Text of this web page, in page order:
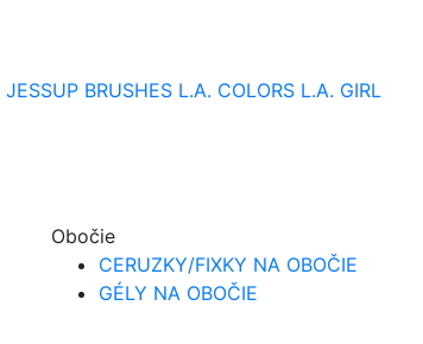
JESSUP BRUSHES L.A. COLORS L.A. GIRL
Obočie
CERUZKY/FIXKY NA OBOČIE
GÉLY NA OBOČIE